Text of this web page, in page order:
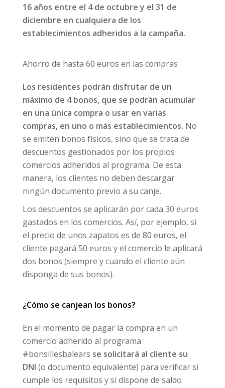
16 años entre el 4 de octubre y el 31 de
diciembre en cualquiera de los
establecimientos adheridos a la campaña.
Ahorro de hasta 60 euros en las compras
Los residentes podrán disfrutar de un
máximo de 4 bonos, que se podrán acumular
en una única compra o usar en varias
compras, en uno o más establecimientos. No
se emiten bonos físicos, sino que se trata de
descuentos gestionados por los propios
comercios adheridos al programa. De esta
manera, los clientes no deben descargar
ningún documento previo a su canje.
Los descuentos se aplicarán por cada 30 euros
gastados en los comercios. Así, por ejemplo, si
el precio de unos zapatos es de 80 euros, el
cliente pagará 50 euros y el comercio le aplicará
dos bonos (siempre y cuando el cliente aún
disponga de sus bonos).
¿Cómo se canjean los bonos?
En el momento de pagar la compra en un
comercio adherido al programa
#bonsillesbalears se solicitará al cliente su
DNI (o documento equivalente) para verificar si
cumple los requisitos y si dispone de saldo